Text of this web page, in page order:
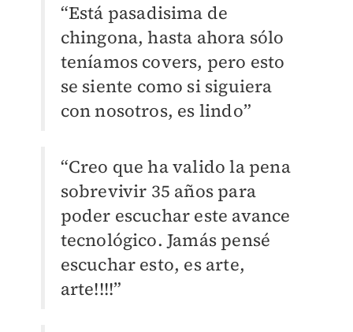
“Está pasadisima de
chingona, hasta ahora sólo
teníamos covers, pero esto
se siente como si siguiera
con nosotros, es lindo”
“Creo que ha valido la pena
sobrevivir 35 años para
poder escuchar este avance
tecnológico. Jamás pensé
escuchar esto, es arte,
arte!!!!”